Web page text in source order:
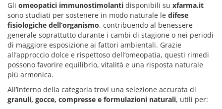
Gli omeopatici immunostimolanti disponibili su xfarma.it
sono studiati per sostenere in modo naturale le difese
fisiologiche dell’organismo, contribuendo al benessere
generale soprattutto durante i cambi di stagione o nei periodi
di maggiore esposizione ai fattori ambientali. Grazie
all’approccio dolce e rispettoso dell’omeopatia, questi rimedi
possono favorire equilibrio, vitalità e una risposta naturale
più armonica.
All’interno della categoria trovi una selezione accurata di
granuli, gocce, compresse e formulazioni naturali, utili per: